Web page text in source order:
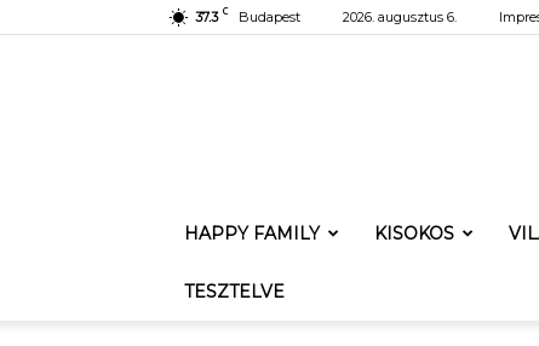
37.3 C Budapest 2026. augusztus 6.
HAPPY FAMILY KISOKOS
TESZTELVE